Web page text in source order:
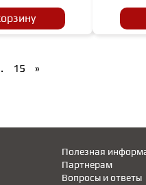
15 »
Полезная
Партнерам
Вопросы и ответы